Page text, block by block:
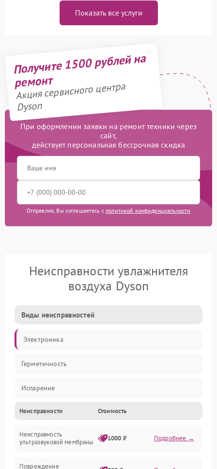
Показать все услуги
Получите 1500 рублей на
ремонт
Акция сервисного центра
Dyson
При оформлении заявки на ремонт техники через
сайт,
действует персональная бессрочная скидка
Отправляя, Вы соглашаетесь с политикой конфиденциальности
Неисправности увлажнителя
воздуха Dyson
Виды неисправностей
Электроника
Герметичность
Испарение
Водяной тракт
Механические повреждения
Неисправности Стоимость
Неисправность
ультразвуковой мембраны
1000 ₽ Подробнее →
Повреждение